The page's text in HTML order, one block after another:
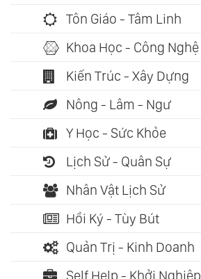
Tôn Giáo - Tâm Linh
Khoa Học - Công Nghệ
Kiến Trúc - Xây Dựng
Nông - Lâm - Ngư
Y Học - Sức Khỏe
Lịch Sử - Quân Sự
Nhân Vật Lịch Sử
Hồi Ký - Tùy Bút
Quản Trị - Kinh Doanh
Self Help - Khởi Nghiệp